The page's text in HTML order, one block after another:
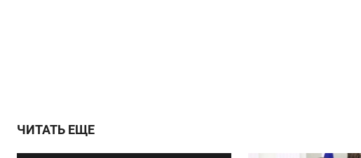
ЧИТАТЬ ЕЩЕ